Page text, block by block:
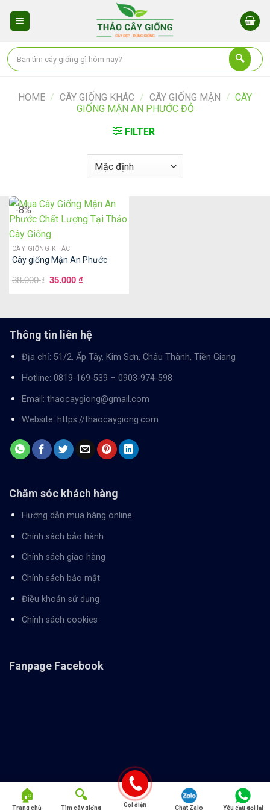
HOME / CÂY GIỐNG KHÁC / CÂY GIỐNG MẬN / CÂY
GIỐNG MẬN AN PHƯỚC ĐỎ
FILTER
-8%
CÂY GIỐNG KHÁC
Cây giống Mận An Phước
38.000₫ 35.000 ₫
Thông tin liên hệ
Địa chỉ: 51/2, Ấp Tây, Kim Sơn, Châu Thành, Tiền Giang
Hotline: 0819-169-539 – 0903-974-598
Email: thaocaygiong@gmail.com
Website: https://thaocaygiong.com
Chăm sóc khách hàng
Hướng dẫn mua hàng online
Chính sách bảo hành
Chính sách giao hàng
Chính sách bảo mật
Điều khoản sử dụng
Chính sách cookies
Fanpage Facebook
Trang chủ Tìm cây giống Gọi điện Chat Zalo Yêu cầu gọi lại